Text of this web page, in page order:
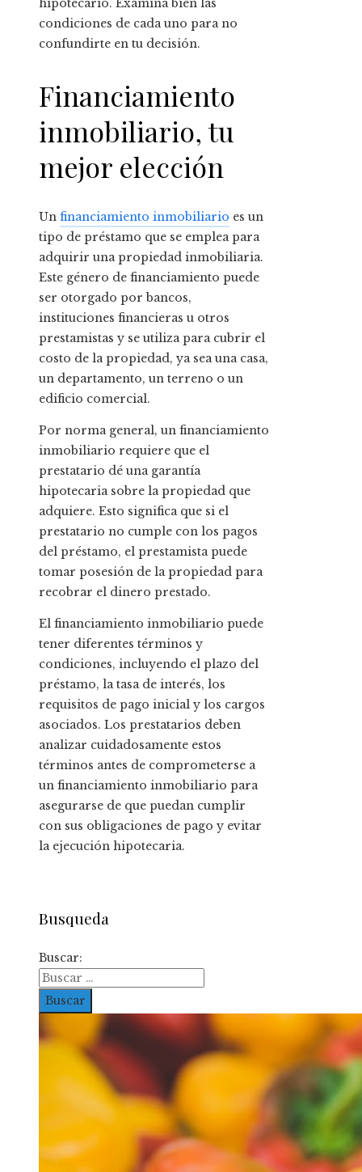
hipotecario. Examina bien las
condiciones de cada uno para no
confundirte en tu decisión.
Financiamiento
inmobiliario, tu
mejor elección
Un financiamiento inmobiliario es un
tipo de préstamo que se emplea para
adquirir una propiedad inmobiliaria.
Este género de financiamiento puede
ser otorgado por bancos,
instituciones financieras u otros
prestamistas y se utiliza para cubrir el
costo de la propiedad, ya sea una casa,
un departamento, un terreno o un
edificio comercial.
Por norma general, un financiamiento
inmobiliario requiere que el
prestatario dé una garantía
hipotecaria sobre la propiedad que
adquiere. Esto significa que si el
prestatario no cumple con los pagos
del préstamo, el prestamista puede
tomar posesión de la propiedad para
recobrar el dinero prestado.
El financiamiento inmobiliario puede
tener diferentes términos y
condiciones, incluyendo el plazo del
préstamo, la tasa de interés, los
requisitos de pago inicial y los cargos
asociados. Los prestatarios deben
analizar cuidadosamente estos
términos antes de comprometerse a
un financiamiento inmobiliario para
asegurarse de que puedan cumplir
con sus obligaciones de pago y evitar
la ejecución hipotecaria.
Busqueda
Buscar: